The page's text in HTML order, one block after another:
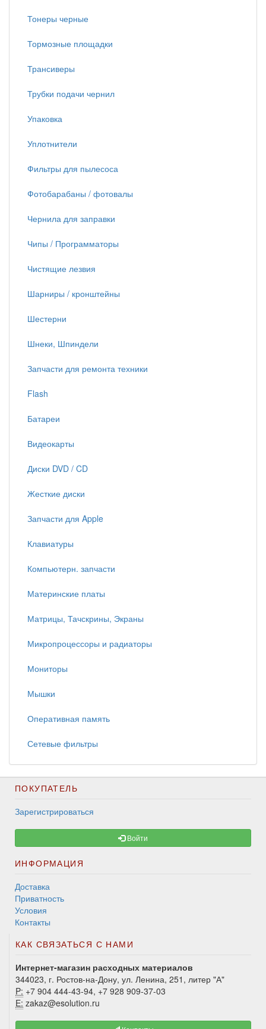
Тонеры черные
Тормозные площадки
Трансиверы
Трубки подачи чернил
Упаковка
Уплотнители
Фильтры для пылесоса
Фотобарабаны / фотовалы
Чернила для заправки
Чипы / Программаторы
Чистящие лезвия
Шарниры / кронштейны
Шестерни
Шнеки, Шпиндели
Запчасти для ремонта техники
Flash
Батареи
Видеокарты
Диски DVD / CD
Жесткие диски
Запчасти для Apple
Клавиатуры
Компьютерн. запчасти
Материнские платы
Матрицы, Тачскрины, Экраны
Микропроцессоры и радиаторы
Мониторы
Мышки
Оперативная память
Сетевые фильтры
ПОКУПАТЕЛЬ
Зарегистрироваться
Войти
ИНФОРМАЦИЯ
Доставка
Приватность
Условия
Контакты
КАК СВЯЗАТЬСЯ С НАМИ
Интернет-магазин расходных материалов
344023, г. Ростов-на-Дону, ул. Ленина, 251, литер "А"
P: +7 904 444-43-94, +7 928 909-37-03
E: zakaz@esolution.ru